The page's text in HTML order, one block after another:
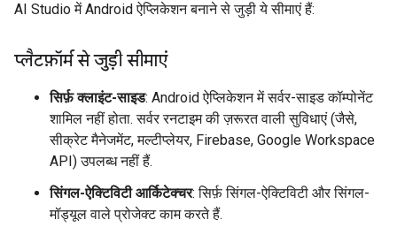
AI Studio में Android ऐप्लिकेशन बनाने से जुड़ी ये सीमाएं हैं:
प्लैटफ़ॉर्म से जुड़ी सीमाएं
सिर्फ़ क्लाइंट-साइड: Android ऐप्लिकेशन में सर्वर-साइड कॉम्पोनेंट
शामिल नहीं होता. सर्वर रनटाइम की ज़रूरत वाली सुविधाएं (जैसे,
सीक्रेट मैनेजमेंट, मल्टीप्लेयर, Firebase, Google Workspace
API) उपलब्ध नहीं हैं.
सिंगल-ऐक्टिविटी आर्किटेक्चर: सिर्फ़ सिंगल-ऐक्टिविटी और सिंगल-
मॉड्यूल वाले प्रोजेक्ट काम करते हैं.